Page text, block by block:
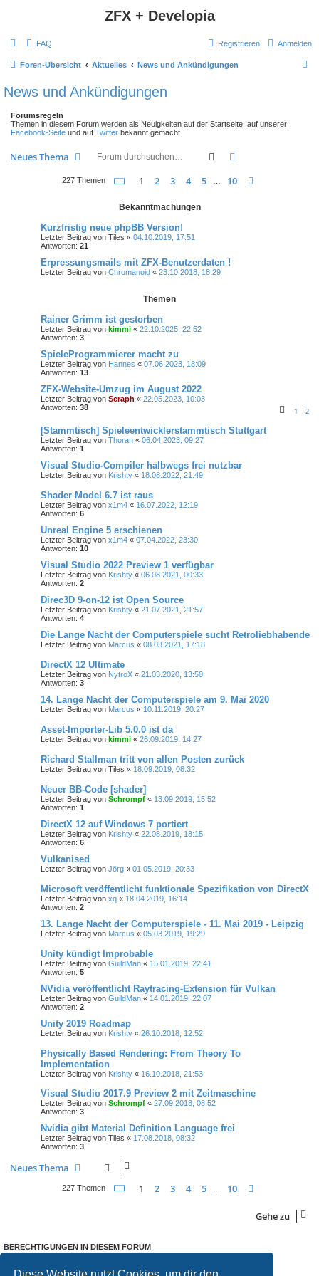
ZFX + Developia
FAQ Anmelden
Registrieren
Foren-Übersicht Aktuelles News und Ankündigungen
News und Ankündigungen
Forumsregeln
Themen in diesem Forum werden als Neuigkeiten auf der Startseite, auf unserer
Facebook-Seite und auf Twitter bekannt gemacht.
Neues Thema Suche
227 Themen Seite 1von 10
1 2 3 4 5 10
Bekanntmachungen
Kurzfristig neue phpBB Version!
Letzter Beitrag von Tiles « 04.10.2019, 17:51
Antworten: 21
Erpressungsmails mit ZFX-Benutzerdaten !
Letzter Beitrag von Chromanoid « 23.10.2018, 18:29
Themen
Rainer Grimm ist gestorben
Letzter Beitrag von kimmi « 22.10.2025, 22:52
Antworten: 3
SpieleProgrammierer macht zu
Letzter Beitrag von Hannes « 07.06.2023, 18:09
Antworten: 13
ZFX-Website-Umzug im August 2022
Letzter Beitrag von Seraph « 22.05.2023, 10:03
Antworten: 38 1 2
[Stammtisch] Spieleentwicklerstammtisch Stuttgart
Letzter Beitrag von Thoran « 06.04.2023, 09:27
Antworten: 1
Visual Studio-Compiler halbwegs frei nutzbar
Letzter Beitrag von Krishty « 18.08.2022, 21:49
Shader Model 6.7 ist raus
Letzter Beitrag von x1m4 « 16.07.2022, 12:19
Antworten: 6
Unreal Engine 5 erschienen
Letzter Beitrag von x1m4 « 07.04.2022, 23:30
Antworten: 10
Visual Studio 2022 Preview 1 verfügbar
Letzter Beitrag von Krishty « 06.08.2021, 00:33
Antworten: 2
Direc3D 9-on-12 ist Open Source
Letzter Beitrag von Krishty « 21.07.2021, 21:57
Antworten: 4
Die Lange Nacht der Computerspiele sucht Retroliebhabende
Letzter Beitrag von Marcus « 08.03.2021, 17:18
DirectX 12 Ultimate
Letzter Beitrag von NytroX « 21.03.2020, 13:50
Antworten: 3
14. Lange Nacht der Computerspiele am 9. Mai 2020
Letzter Beitrag von Marcus « 10.11.2019, 20:27
Asset-Importer-Lib 5.0.0 ist da
Letzter Beitrag von kimmi « 26.09.2019, 14:27
Richard Stallman tritt von allen Posten zurück
Letzter Beitrag von Tiles « 18.09.2019, 08:32
Neuer BB-Code [shader]
Letzter Beitrag von Schrompf « 13.09.2019, 15:52
Antworten: 1
DirectX 12 auf Windows 7 portiert
Letzter Beitrag von Krishty « 22.08.2019, 18:15
Antworten: 6
Vulkanised
Letzter Beitrag von Jörg « 01.05.2019, 20:33
Microsoft veröffentlicht funktionale Spezifikation von DirectX
Letzter Beitrag von xq « 18.04.2019, 16:14
Antworten: 2
13. Lange Nacht der Computerspiele - 11. Mai 2019 - Leipzig
Letzter Beitrag von Marcus « 05.03.2019, 19:29
Unity kündigt Improbable
Letzter Beitrag von GuildMan « 15.01.2019, 22:41
Antworten: 5
NVidia veröffentlicht Raytracing-Extension für Vulkan
Letzter Beitrag von GuildMan « 14.01.2019, 22:07
Antworten: 2
Unity 2019 Roadmap
Letzter Beitrag von Krishty « 26.10.2018, 12:52
Physically Based Rendering: From Theory To
Implementation
Letzter Beitrag von Krishty « 16.10.2018, 21:53
Visual Studio 2017.9 Preview 2 mit Zeitmaschine
Letzter Beitrag von Schrompf « 27.09.2018, 08:52
Antworten: 3
Nvidia gibt Material Definition Language frei
Letzter Beitrag von Tiles « 17.08.2018, 08:32
Antworten: 3
Neues Thema
227 Themen Seite 1von 10
1 2 3 4 5 10
Gehe zu
BERECHTIGUNGEN IN DIESEM FORUM
Du darfst keineAntworten zu Themen in diesem Forum erstellen.